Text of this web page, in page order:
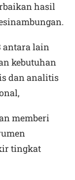
hasil
antara lain
kebutuhan
dan analitis
memberi
tingkat